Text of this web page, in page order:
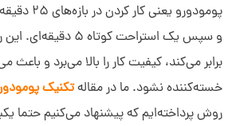
پومودورو
و سپس یک استراحت کوتاه
برابر می‌کند، کیفیت کار را بالا می‌برد و باعث
خسته‌کننده نشود. ما در مقالهتکنیک
روش پرداخته‌ایم که پیشنهاد می‌کنیم حتما